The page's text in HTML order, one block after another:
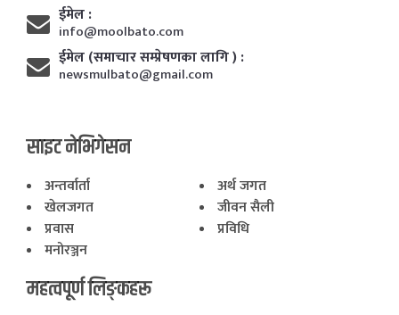
ईमेल :
info@moolbato.com
ईमेल (समाचार सम्प्रेषणका लागि ) :
newsmulbato@gmail.com
साइट नेभिगेसन
अन्तर्वार्ता
अर्थ जगत
खेलजगत
जीवन सैली
प्रवास
प्रविधि
मनोरञ्जन
महत्वपूर्ण लिङ्कहरू